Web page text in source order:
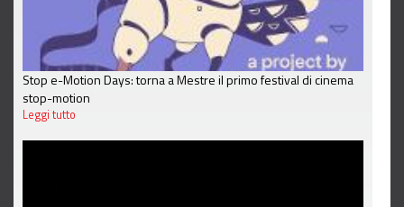
Stop e-Motion Days: torna a Mestre il primo festival di cinema
stop-motion
Leggi tutto